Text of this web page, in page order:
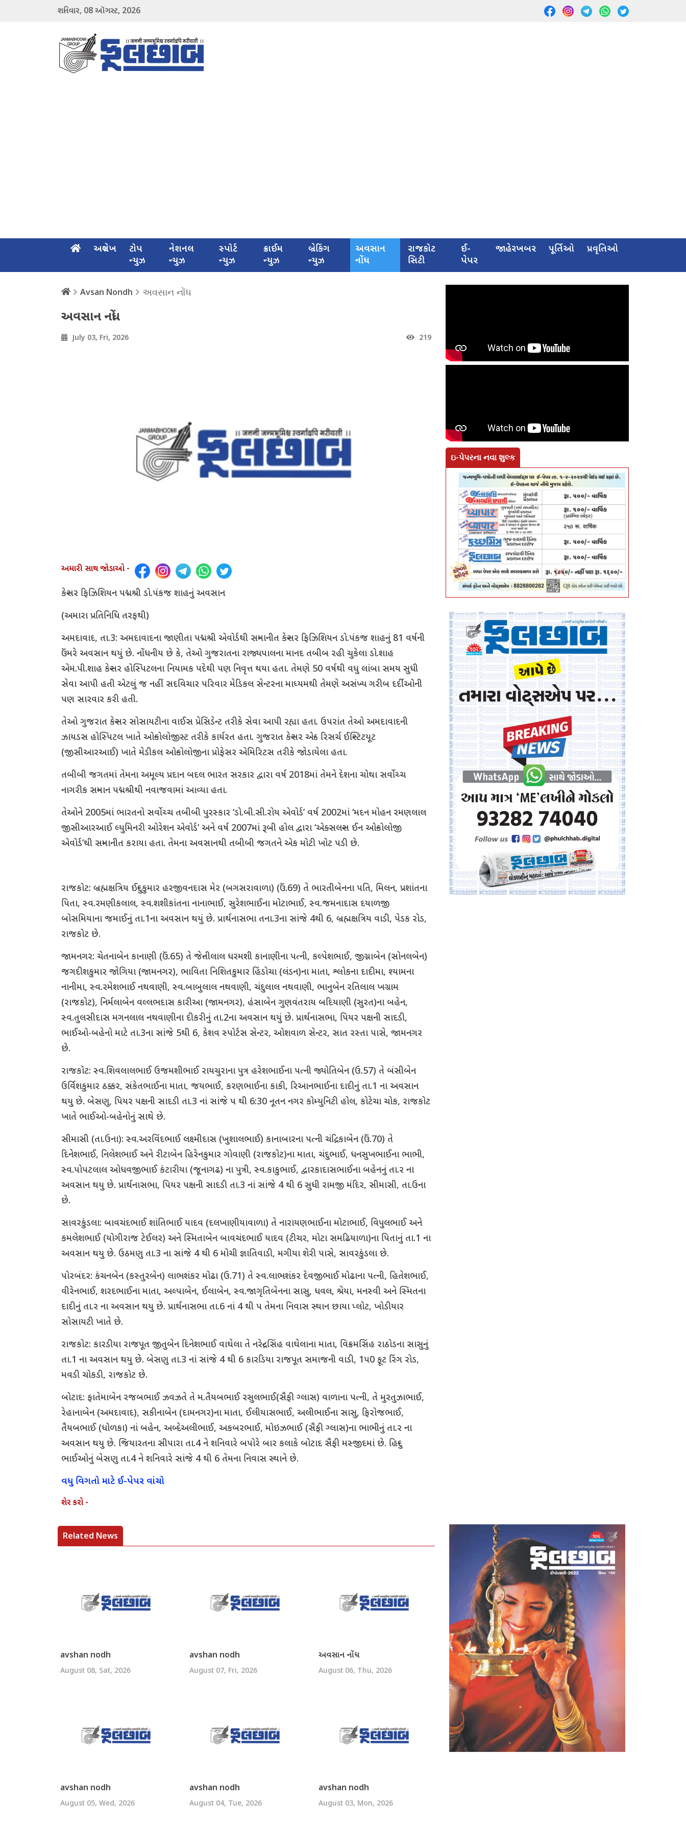
શનિવાર, 08ઑગસ્ટ, 2026
અગ્રલેખ
ટોપ
ન્યુઝ
નેશનલ
ન્યુઝ
સ્પોર્ટ
ન્યુઝ
ક્રાઈમ
ન્યુઝ
બ્રેકિંગ
ન્યુઝ
અવસાન
નોંધ
રાજકોટ
સિટી
ઈ-
પેપર
જાહેરખબર પૂર્તિઓ પ્રવૃતિઓ
Avsan Nondh અવસાન નોંધ
અવસાન નોંધ
July 03, Fri, 2026 219
અમારી સાથ જોડાઓ -
કેન્સર ફિઝિશિયન પદ્મશ્રી ડો.પંકજ શાહનું અવસાન
(અમારા પ્રતિનિધિ તરફથી)
અમદાવાદ, તા.3: અમદાવાદના જાણીતા પદ્મશ્રી એવોર્ડથી સન્માનીત કેન્સર ફિઝિશિયન ડો.પંકજ શાહનું 81 વર્ષની
ઉંમરે અવસાન થયું છે. નોંધનીય છે કે, તેઓ ગુજરાતના રાજ્યપાલના માનદ તબીબ રહી ચુકેલા ડો.શાહ
એમ.પી.શાહ કેન્સર હોસ્પિટલના નિયામક પદેથી પણ નિવૃત્ત થયા હતા. તેમણે 50 વર્ષથી વધુ લાંબા સમય સુધી
સેવા આપી હતી એટલું જ નહીં સદવિચાર પરિવાર મેડિકલ સેન્ટરના માધ્યમથી તેમણે અસંખ્ય ગરીબ દર્દીઓની
પણ સારવાર કરી હતી.
તેઓ ગુજરાત કેન્સર સોસાયટીના વાઈસ પ્રેસિડેન્ટ તરીકે સેવા આપી રહ્યા હતા. ઉપરાંત તેઓ અમદાવાદની
ઝાયડસ હોસ્પિટલ ખાતે ઓન્કોલોજીસ્ટ તરીકે કાર્યરત હતા. ગુજરાત કેન્સર એન્ડ રિસર્ચ ઈન્સ્ટિટયૂટ
(જીસીઆરઆઈ) ખાતે મેડીકલ ઓન્કોલોજીના પ્રોફેસર એમિરિટસ તરીકે જોડાયેલા હતા.
તબીબી જગતમાં તેમના અમૂલ્ય પ્રદાન બદલ ભારત સરકાર દ્વારા વર્ષ 2018માં તેમને દેશના ચોથા સર્વોચ્ચ
નાગરીક સન્માન પદ્મશ્રીથી નવાજવામાં આવ્યા હતા.
તેઓને 2005માં ભારતનો સર્વોચ્ચ તબીબી પુરસ્કાર ‘ડો.બી.સી.રોય એવોર્ડ’ વર્ષ 2002માં ‘મદન મોહન રમણલાલ
જીસીઆરઆઈ લ્યુમિનરી ઓરેશન એવોર્ડ’ અને વર્ષ 2007માં રૂબી હોલ દ્વારા ‘એક્સલન્સ ઈન ઓન્કોલોજી
એવોર્ડ’થી સન્માનીત કરાયા હતા. તેમના અવસાનથી તબીબી જગતને એક મોટી ખોટ પડી છે.
રાજકોટ: બ્રહ્મક્ષત્રિય ઈન્દુકુમાર હરજીવનદાસ મેર (બગસરાવાળા) (ઉં.69) તે ભારતીબેનના પતિ, મિલન, પ્રશાંતના
પિતા, સ્વ.રમણીકલાલ, સ્વ.શશીકાંતના નાનાભાઈ, સુરેશભાઈના મોટાભાઈ, સ્વ.જમનાદાસ દયાળજી
બોસમિયાના જમાઈનું તા.1ના અવસાન થયું છે. પ્રાર્થનાસભા તના.3ના સાંજે 4થી 6, બ્રહ્મક્ષત્રિય વાડી, પેડક રોડ,
રાજકોટ છે.
જામનગર: ચેતનાબેન કાનાણી (ઉં.65) તે જેન્તીલાલ ધરમશી કાનાણીના પત્ની, કલ્પેશભાઈ, જીગ્નાબેન (સોનલબેન)
જગદીશકુમાર જોગિયા (જામનગર), ભાવિતા નિશિતકુમાર હિંડોચા (લંડન)ના માતા, શ્લોકના દાદીમા, શ્યામના
નાનીમા, સ્વ.રમેશભાઈ નથવાણી, સ્વ.બાબુલાલ નથવાણી, ચંદુલાલ નથવાણી, ભાનુબેન રતિલાલ ખગ્રામ
(રાજકોટ), નિર્મલાબેન વલ્લભદાસ કારીઆ (જામનગર), હંસાબેન ગુણવંતરાય બદિયાણી (સુરત)ના બહેન,
સ્વ.તુલસીદાસ મગનલાલ નથવાણીના દીકરીનું તા.2ના અવસાન થયું છે. પ્રાર્થનાસભા, પિયર પક્ષની સાદડી,
ભાઈઓ-બહેનો માટે તા.3ના સાંજે 5થી 6, કેશવ સ્પોર્ટસ સેન્ટર, ઓશવાળ સેન્ટર, સાત રસ્તા પાસે, જામનગર
છે.
રાજકોટ: સ્વ.શિવલાલભાઈ ઉજમશીભાઈ રાયચુરાના પુત્ર હરેશભાઈના પત્ની જ્યોતિબેન (ઉ.57) તે બંસીબેન
ઉર્વિશકુમાર ઠક્કર, સંકેતભાઈના માતા, જયભાઈ, કરણભાઈના કાકી, રિઆનભાઈના દાદીનું તા.1 ના અવસાન
થયુ છે. બેસણુ, પિયર પક્ષની સાદડી તા.3 નાં સાંજે પ થી 6:30 નૂતન નગર કોમ્યુનિટી હોલ, કોટેચા ચોક, રાજકોટ
ખાતે ભાઈઓ-બહેનોનું સાથે છે.
સીમાસી (તા.ઉના): સ્વ.અરવિંદભાઈ લક્ષ્મીદાસ (ખુશાલભાઈ) કાનાબારના પત્ની ચંદ્રિકાબેન (ઉં.70) તે
દિનેશભાઈ, નિલેશભાઈ અને રીટાબેન હિરેનકુમાર ગોવાણી (રાજકોટ)ના માતા, ચંદુભાઈ, ધનસુખભાઈના ભાભી,
સ્વ.પોપટલાલ ઓધવજીભાઈ કંટારીયા (જૂનાગઢ) ના પુત્રી, સ્વ.કાકુભાઈ, દ્વારકાદાસભાઈના બહેનનું તા.ર ના
અવસાન થયુ છે. પ્રાર્થનાસભા, પિયર પક્ષની સાદડી તા.3 નાં સાંજે 4 થી 6 સુધી રામજી મંદિર, સીમાસી, તા.ઉના
છે.
સાવરકુંડલા: બાવચંદભાઈ શાંતિભાઈ યાદવ (દલખાણીયાવાળા) તે નારાયણભાઈના મોટાભાઈ, વિપુલભાઈ અને
કમલેશભાઈ (યોગીરાજ ટેઈલર) અને સ્મિતાબેન બાવચંદભાઈ યાદવ (ટીચર, મોટા સમઢિયાળા)ના પિતાનું તા.1 ના
અવસાન થયુ છે. ઉઠમણુ તા.3 ના સાંજે 4 થી 6 મોચી જ્ઞાતિવાડી, મગીયા શેરી પાસે, સાવરકુંડલા છે.
પોરબંદર: કંચનબેન (કસ્તુરબેન) લાભશંકર મોઢા (ઉ.71) તે સ્વ.લાભશંકર દેવજીભાઈ મોઢાના પત્ની, હિતેશભાઈ,
વીરેનભાઈ, શરદભાઈના માતા, અલ્પાબેન, ઈલાબેન, સ્વ.જાગૃતિબેનના સાસુ, ધવલ, શ્રેયા, મનસ્વી અને સ્મિતના
દાદીનું તા.ર ના અવસાન થયુ છે. પ્રાર્થનાસભા તા.6 નાં 4 થી પ તેમના નિવાસ સ્થાન છાયા પ્લોટ, ખોડીયાર
સોસાયટી ખાતે છે.
રાજકોટ: કારડીયા રાજપૂત જીતુબેન દિનેશભાઈ વાઘેલા તે નરેન્દ્રસિંહ વાઘેલાના માતા, વિક્રમસિંહ રાઠોડના સાસુનું
તા.1 ના અવસાન થયુ છે. બેસણુ તા.3 નાં સાંજે 4 થી 6 કારડિયા રાજપૂત સમાજની વાડી, 1પ0 ફૂટ રિંગ રોડ,
મવડી ચોકડી, રાજકોટ છે.
બોટાદ: ફાતેમાબેન રજબભાઈ ઝવઝતે તે મ.તૈયબભાઈ રસુલભાઈ(સૈફી ગ્લાસ) વાળાના પત્ની, તે મુરતુઝાભાઈ,
રેહાનાબેન (અમદાવાદ), સકીનાબેન (દામનગર)ના માતા, ઈલીયાસભાઈ, અલીભાઈના સાસુ, ફિરોજભાઈ,
તૈયબભાઈ (ધોળકા) નાં બહેન, અબ્દેઅલીભાઈ, અકબરભાઈ, મોઇઝભાઈ (સૈફી ગ્લાસ)ના ભાભીનું તા.ર ના
અવસાન થયુ છે. જિયારતના સીપારા તા.4 ને શનિવારે બપોરે બાર કલાકે બોટાદ સૈફી મસ્જીદમાં છે. હિન્દુ
ભાઈઓનું બેસણુ તા.4 ને શનિવારે સાંજે 4 થી 6 તેમના નિવાસ સ્થાને છે.
વધુ વિગતો માટે ઈ-પેપર વાંચો
શેર કરો -
ઇ-પેપરના નવા શુલ્ક
Related News
avshan nodh
August 08, Sat, 2026
avshan nodh
August 07, Fri, 2026
અવસાન નોંધ
August 06, Thu, 2026
avshan nodh
August 05, Wed, 2026
avshan nodh
August 04, Tue, 2026
avshan nodh
August 03, Mon, 2026